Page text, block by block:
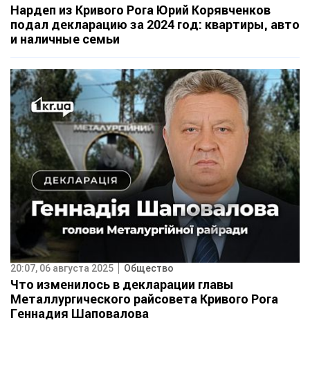
Нардеп из Кривого Рога Юрий Корявченков
подал декларацию за 2024 год: квартиры, авто
и наличные семьи
20:07, 06 августа 2025 Общество
Что изменилось в декларации главы
Металлургического райсовета Кривого Рога
Геннадия Шаповалова